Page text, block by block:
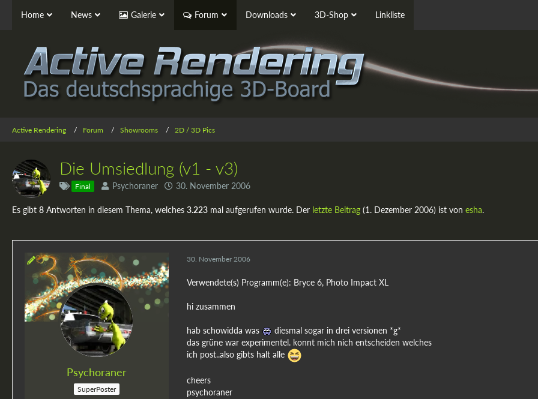
Home News Galerie Forum Downloads 3D-Shop Linkliste
Active Rendering Forum Showrooms 2D / 3D Pics
Die Umsiedlung (v1 - v3)
Final Psychoraner 30. November 2006
Es gibt 8 Antworten in diesem Thema, welches 3.223 mal aufgerufen wurde. Der letzte Beitrag (1. Dezember 2006) ist von esha.
Psychoraner
SuperPoster
30. November 2006
Verwendete(s) Programm(e): Bryce 6, Photo Impact XL
hi zusammen
hab schowidda was
diesmal sogar in drei versionen *g*
das grüne war experimentel. konnt mich nich entscheiden welches
ich post..also gibts halt alle
cheers
psychoraner